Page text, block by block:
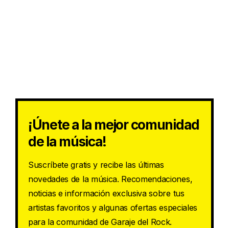
¡Únete a la mejor comunidad
de la música!
Suscríbete gratis y recibe las últimas
novedades de la música. Recomendaciones,
noticias e información exclusiva sobre tus
artistas favoritos y algunas ofertas especiales
para la comunidad de Garaje del Rock.